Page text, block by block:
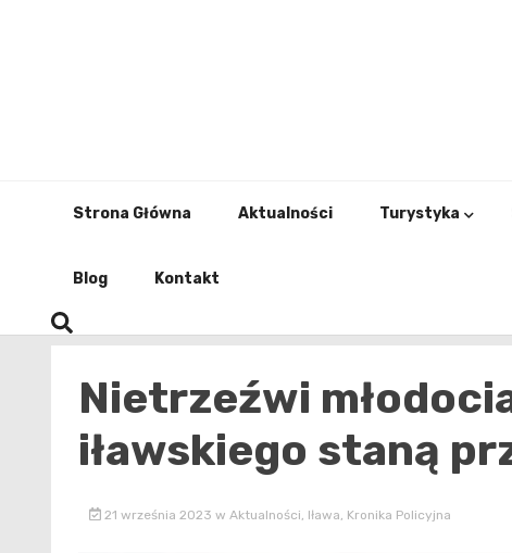
Strona Główna Aktualności Turystyka
Blog Kontakt
Nietrzeźwi
iławskiego staną
21 września 2023 w Aktualności Iława Kronika Policyjna